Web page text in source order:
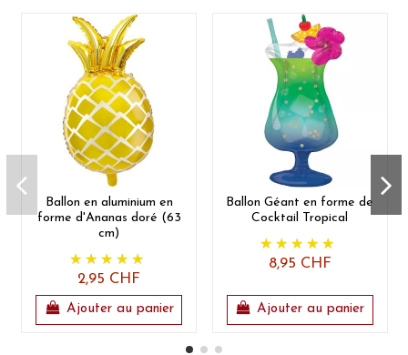
Ballon en aluminium en
forme d'Ananas doré (63
cm)
2,95 CHF
Ajouter au panier
Ballon Géant en forme de
Cocktail Tropical
8,95 CHF
Ajouter au panier